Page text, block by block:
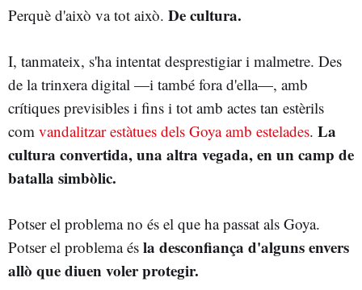
Perquè d'això va tot això. De cultura.
I, tanmateix, s'ha intentat desprestigiar i malmetre. Des
de la trinxera digital —i també fora d'ella—, amb
crítiques previsibles i fins i tot amb actes tan estèrils
com vandalitzar estàtues dels Goya amb estelades. La
cultura convertida, una altra vegada, en un camp de
batalla simbòlic.
Potser el problema no és el que ha passat als Goya.
Potser el problema és la desconfiança d'alguns envers
allò que diuen voler protegir.